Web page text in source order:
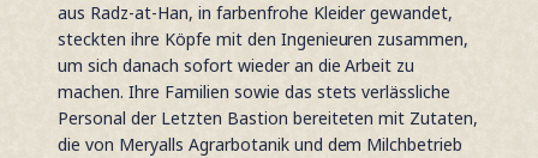
aus Radz-at-Han, in farbenfrohe Kleider gewandet,
steckten ihre Köpfe mit den Ingenieuren zusammen,
um sich danach sofort wieder an die Arbeit zu
machen. Ihre Familien sowie das stets verlässliche
Personal der Letzten Bastion bereiteten mit Zutaten,
die von Meryalls Agrarbotanik und dem Milchbetrieb